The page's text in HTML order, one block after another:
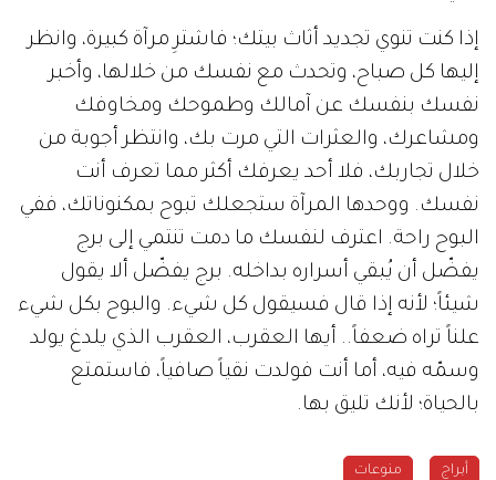
إذا كنت تنوي تجديد أثاث بيتك؛ فاشترِ مرآة كبيرة، وانظر
إليها كل صباح، وتحدث مع نفسك من خلالها، وأخبر
نفسك بنفسك عن آمالك وطموحك ومخاوفك
ومشاعرك، والعثرات التي مرت بك، وانتظر أجوبة من
خلال تجاربك، فلا أحد يعرفك أكثر مما تعرف أنت
نفسك. ووحدها المرآة ستجعلك تبوح بمكنوناتك، ففي
البوح راحة. اعترف لنفسك ما دمت تنتمي إلى برج
يفضّل أن يُبقي أسراره بداخله. برج يفضّل ألا يقول
شيئاً؛ لأنه إذا قال فسيقول كل شيء. والبوح بكل شيء
علناً تراه ضعفاً.. أيها العقرب، العقرب الذي يلدغ يولد
وسمّه فيه، أما أنت فولدت نقياً صافياً، فاستمتع
بالحياة؛ لأنك تليق بها.
أبراج منوعات